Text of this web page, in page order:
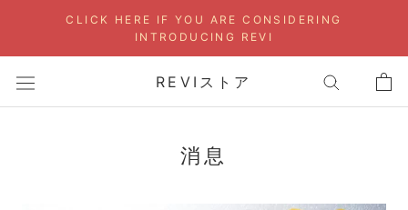
content
CLICK HERE IF YOU ARE CONSIDERING
INTRODUCING REVI
REVIストア
消息